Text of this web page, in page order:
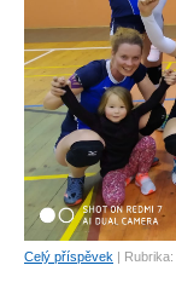
Celý příspěvek | Rubrika: